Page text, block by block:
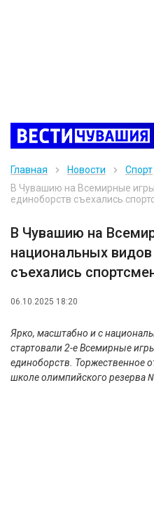
Главная Новости
Спорт
В Чувашию на Всемирные
единоборств съехались
В Чувашию на
национальных
съехались
06.10.2025 18:20
Ярко, масштабно и с
стартовали 2-е Всемирные
единоборств. Торжественное
школе олимпийского резерва